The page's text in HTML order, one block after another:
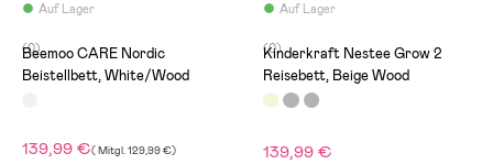
Auf Lager
(0)
Beemoo CARE Nordic
Beistellbett, White/Wood
139,99 €(Mitgl. 129,99 €)
Auf Lager
(0)
Kinderkraft Nestee Grow 2
Reisebett, Beige Wood
139,99 €